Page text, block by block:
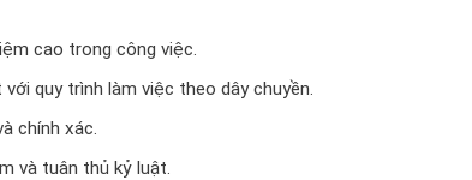
cao trong công việc.
quy trình làm việc theo dây chuyền.
chính xác.
và tuân thủ kỷ luật.